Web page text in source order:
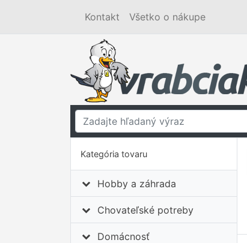
Kontakt Všetko o nákupe
Kategória tovaru
Hobby a záhrada
Chovateľské potreby
Domácnosť